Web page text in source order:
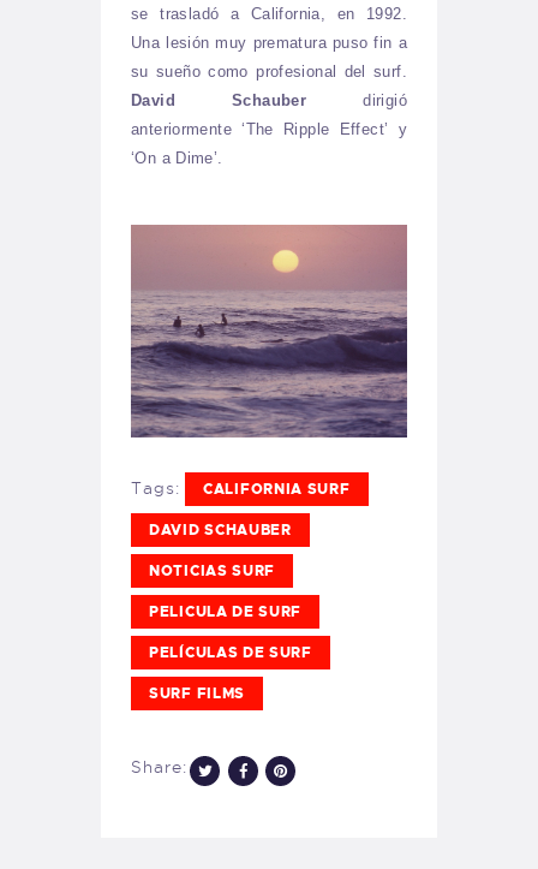
se trasladó a California, en 1992.
Una lesión muy prematura puso fin a
su sueño como profesional del surf.
David Schauber dirigió
anteriormente ‘The Ripple Effect’ y
‘On a Dime’.
Tags: CALIFORNIA SURF
DAVID SCHAUBER
NOTICIAS SURF
PELICULA DE SURF
PELÍCULAS DE SURF
SURF FILMS
Share: